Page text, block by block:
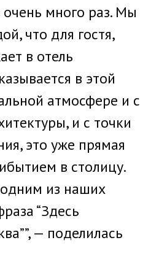
много раз. Мы
что для гостя,
в отель
в этой
атмосфере и с
и с точки
это уже прямая
в столицу.
из наших
“Здесь
— поделилась